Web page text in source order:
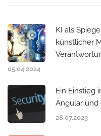
KI als
künstlicher
05.04.2024
Ein Einstieg
Angular und
28.07.2023